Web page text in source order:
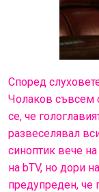
Според
Чолаков съвсем
се, че
развеселявал
синоптик вече
на bTV, но дори
предупреден, че